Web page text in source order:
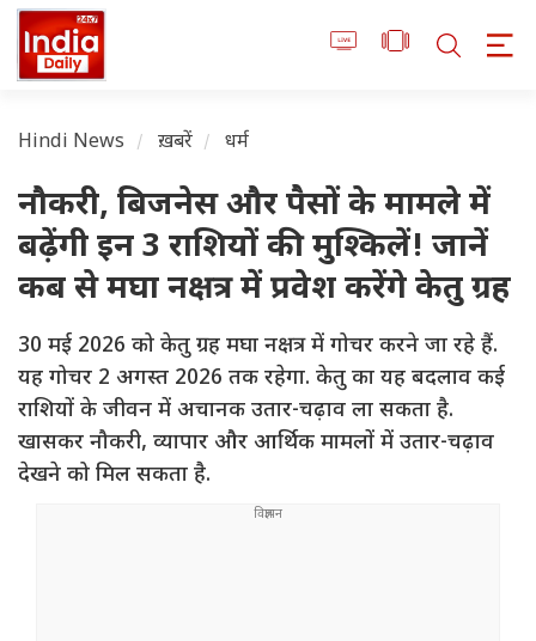
Hindi News ख़बरें धर्म
नौकरी, बिजनेस और पैसों के मामले में
बढ़ेंगी इन 3 राशियों की मुश्किलें! जानें
कब से मघा नक्षत्र में प्रवेश करेंगे केतु ग्रह
30 मई 2026 को केतु ग्रह मघा नक्षत्र में गोचर करने जा रहे हैं.
यह गोचर 2 अगस्त 2026 तक रहेगा. केतु का यह बदलाव कई
राशियों के जीवन में अचानक उतार-चढ़ाव ला सकता है.
खासकर नौकरी, व्यापार और आर्थिक मामलों में उतार-चढ़ाव
देखने को मिल सकता है.